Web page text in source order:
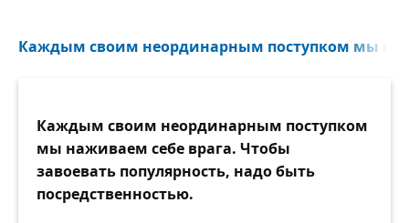
Каждым своим неординарным поступком мы
Каждым своим неординарным поступком
мы наживаем себе врага. Чтобы
завоевать популярность, надо быть
посредственностью.